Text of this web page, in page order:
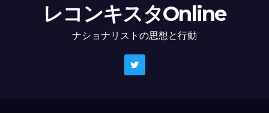
レコンキスタOnline
ナショナリストの思想と行動